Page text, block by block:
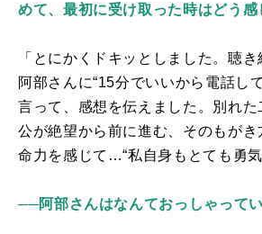
めて、最初に受け取った時はどう感
「とにかくドキッとしました。聴き
阿部さんに“15分でいいから電話し
言って、感想を伝えました。別れた
公が絶望から前に進む、そのもが
命力を感じて…“私自身もとても勇気
──阿部さんはなんておっしゃって